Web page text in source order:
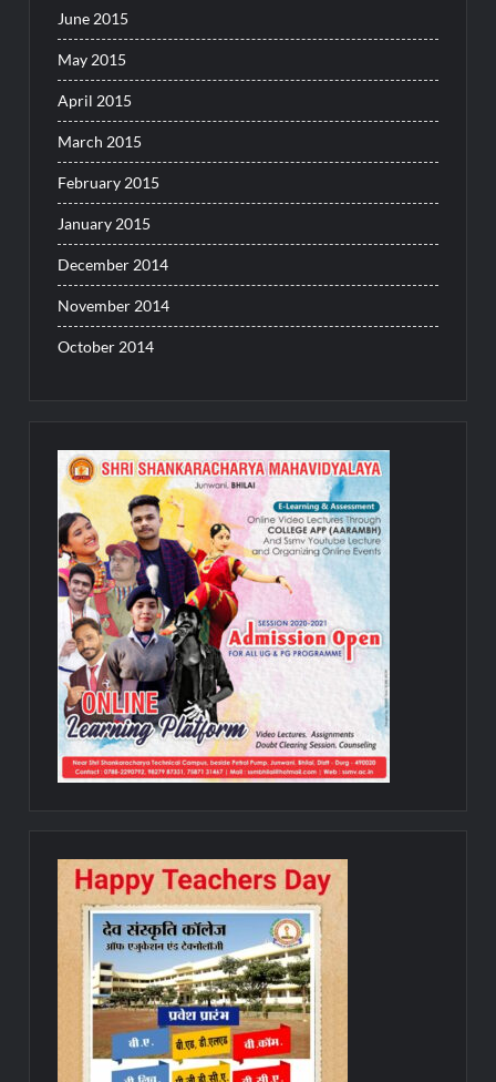
June 2015
May 2015
April 2015
March 2015
February 2015
January 2015
December 2014
November 2014
October 2014